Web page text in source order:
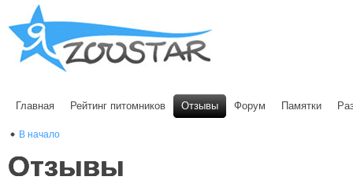
Главная Рейтинг питомников Отзывы Форум Памятки
В начало
Отзывы